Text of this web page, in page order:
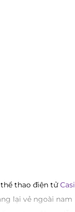
thao điện tử
lại vẻ ngoài nam